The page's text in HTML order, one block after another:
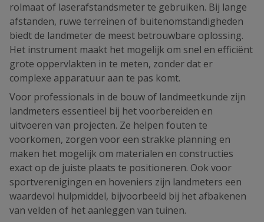
rolmaat of laserafstandsmeter te gebruiken. Bij lange
afstanden, ruwe terreinen of buitenomstandigheden
biedt de landmeter de meest betrouwbare oplossing.
Het instrument maakt het mogelijk om snel en efficiënt
grote oppervlakten in te meten, zonder dat er
complexe apparatuur aan te pas komt.
Voor professionals in de bouw of landmeetkunde zijn
landmeters essentieel bij het voorbereiden en
uitvoeren van projecten. Ze helpen fouten te
voorkomen, zorgen voor een strakke planning en
maken het mogelijk om materialen en constructies
exact op de juiste plaats te positioneren. Ook voor
sportverenigingen en hoveniers zijn landmeters een
waardevol hulpmiddel, bijvoorbeeld bij het afbakenen
van velden of het aanleggen van tuinen.